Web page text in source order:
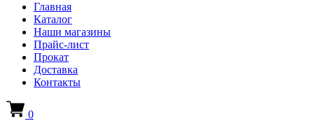
Главная
Каталог
Наши магазины
Прайс-лист
Прокат
Доставка
Контакты
0